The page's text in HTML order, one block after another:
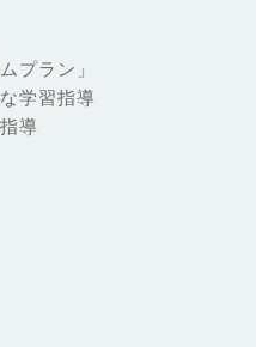
プラン」
学習指導
導